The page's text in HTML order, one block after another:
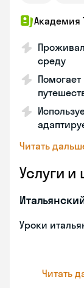
Академия
среду
Читать
Услуги и
Уроки
Читать